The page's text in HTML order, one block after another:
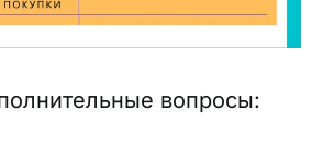
вопросы: